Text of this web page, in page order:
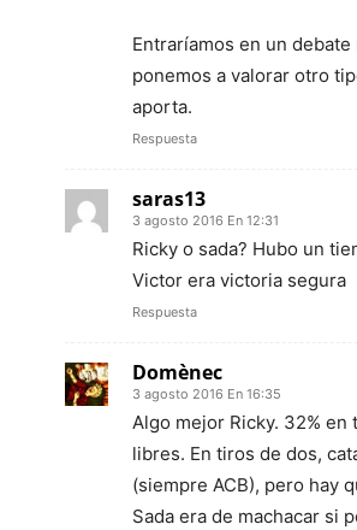
Entraríamos en un
ponemos a valorar otro
aporta.
Respuesta
saras13
3 agosto 2016 En 12:31
Ricky o sada? Hubo un
Victor era victoria segura
Respuesta
Domènec
3 agosto 2016 En 16:35
Algo mejor Ricky. 32% en
libres. En tiros de dos,
(siempre ACB), pero hay
Sada era de machacar si